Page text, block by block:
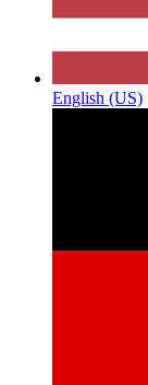
English (US)